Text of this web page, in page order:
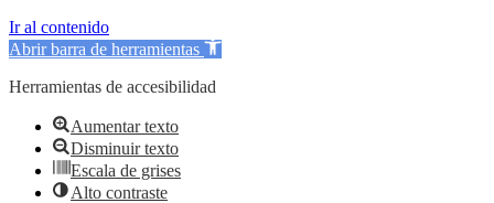
Ir al contenido
Abrir barra de herramientas
Herramientas de accesibilidad
Aumentar texto
Disminuir texto
Escala de grises
Alto contraste